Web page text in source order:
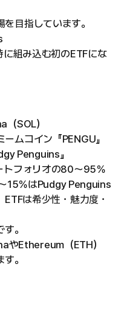
目指しています。
組み込む初のETFにな
SOL）
ムコイン『PENGU』
Penguins』
トフォリオの80～95％
15％はPudgy Penguins
は希少性・魅力度・
。
やEthereum（ETH）
。